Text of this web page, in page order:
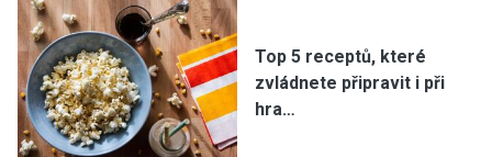
Top 5 receptů, které
zvládnete připravit i při
hra…